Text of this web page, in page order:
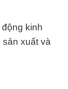
kinh
sản xuất và